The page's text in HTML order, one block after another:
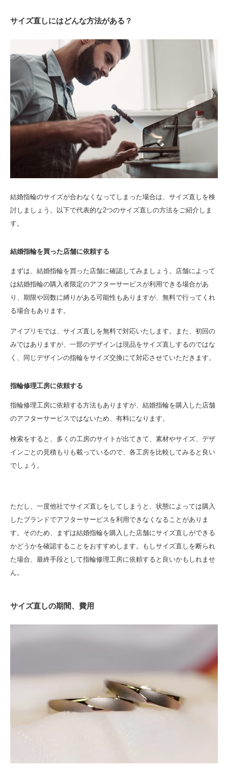
サイズ直しにはどんな方法がある？
結婚指輪のサイズが合わなくなってしまった場合は、サイズ直しを検
討しましょう。以下で代表的な2つのサイズ直しの方法をご紹介しま
す。
結婚指輪を買った店舗に依頼する
まずは、結婚指輪を買った店舗に確認してみましょう。店舗によって
は結婚指輪の購入者限定のアフターサービスが利用できる場合があ
り、期限や回数に縛りがある可能性もありますが、無料で行ってくれ
る場合もあります。
アイプリモでは、サイズ直しを無料で対応いたします。また、初回の
みではありますが、一部のデザインは現品をサイズ直しするのではな
く、同じデザインの指輪をサイズ交換にて対応させていただきます。
指輪修理工房に依頼する
指輪修理工房に依頼する方法もありますが、結婚指輪を購入した店舗
のアフターサービスではないため、有料になります。
検索をすると、多くの工房のサイトが出てきて、素材やサイズ、デザ
インごとの見積もりも載っているので、各工房を比較してみると良い
でしょう。
ただし、一度他社でサイズ直しをしてしまうと、状態によっては購入
したブランドでアフターサービスを利用できなくなることがありま
す。そのため、まずは結婚指輪を購入した店舗にサイズ直しができる
かどうかを確認することをおすすめします。もしサイズ直しを断られ
た場合、最終手段として指輪修理工房に依頼すると良いかもしれませ
ん。
サイズ直しの期間、費用